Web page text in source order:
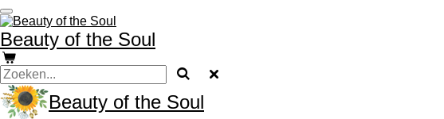
Ga
direct
naar
de
hoofdinhoud
Beauty of the Soul
Beauty of the Soul